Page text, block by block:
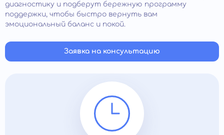
диагностику и подберут бережную программу
поддержки, чтобы быстро вернуть вам
эмоциональный баланс и покой.
Заявка на консультацию